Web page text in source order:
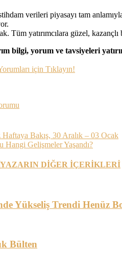
verileri piyasayı tam
Tüm yatırımcılara güzel,
bilgi, yorum ve tavsiyeleri
için Tıklayın!
Bakış, 30 Aralık – 03 Ocak
Hangi Gelişmeler Yaşandı?
YAZARIN DİĞER İÇERİKLERİ
Yükseliş Trendi Henüz
Bülten